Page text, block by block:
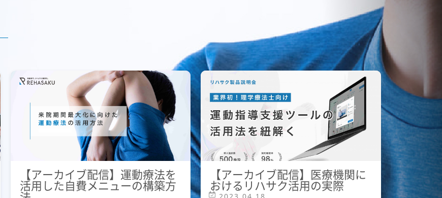
【アーカイブ配信】運動療法を
活用した自費メニューの構築方
【アーカイブ配信】医療機関に
おけるリハサク活用の実際